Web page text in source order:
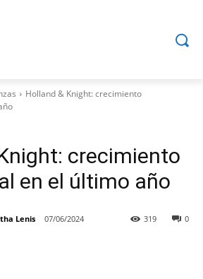
Holland & Knight: crecimiento
crecimiento
en el último año
Lenis 07/06/2024 0
319